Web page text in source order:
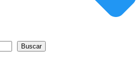
Buscar